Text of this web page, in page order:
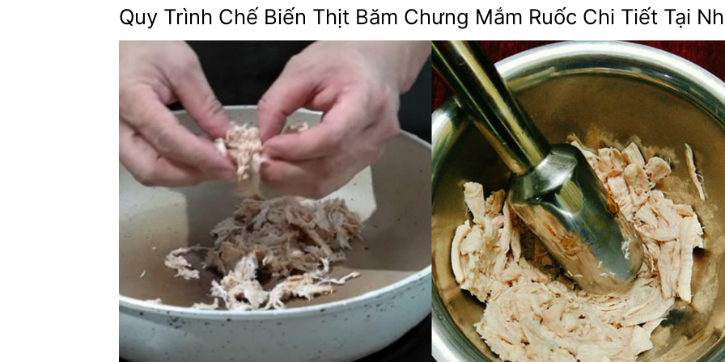
Quy Trình Chế Biến Thịt Băm Chưng Mắm Ruốc Chi Tiết Tại